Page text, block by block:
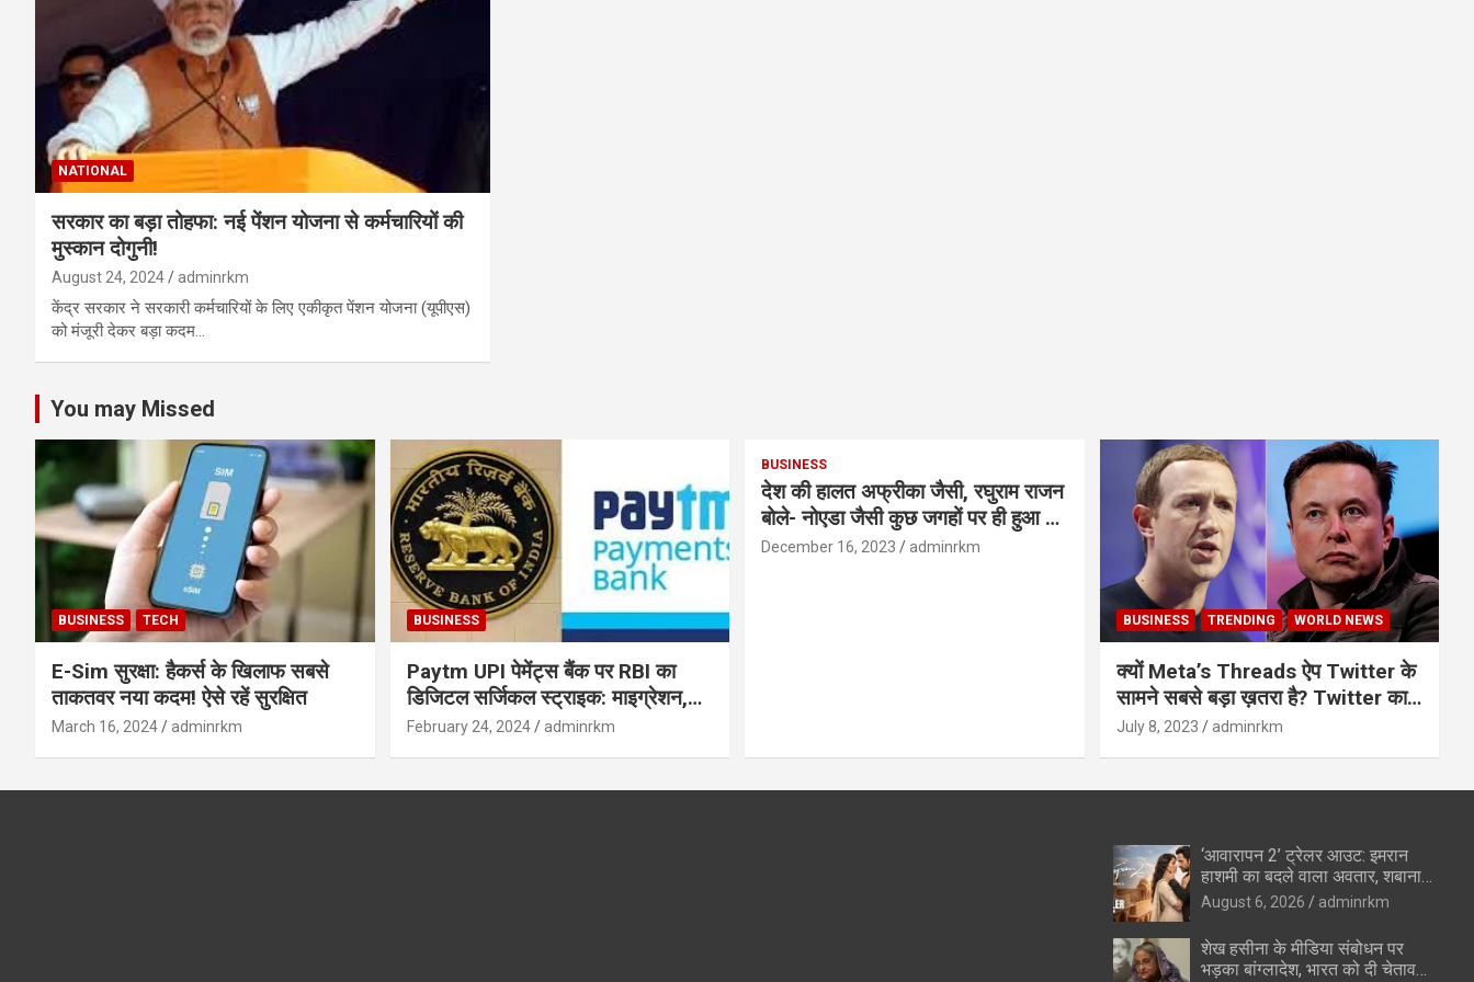
NATIONAL
सरकार का बड़ा तोहफा: नई पेंशन योजना से कर्मचारियों की
मुस्कान दोगुनी!
August 24, 2024 adminrkm
केंद्र सरकार ने सरकारी कर्मचारियों के लिए एकीकृत पेंशन योजना (यूपीएस)
को मंजूरी देकर बड़ा कदम…
You may Missed
BUSINESS TECH
E-Sim सुरक्षा: हैकर्स के खिलाफ सबसे
ताकतवर नया कदम! ऐसे रहें सुरक्षित
March 16, 2024 adminrkm
BUSINESS
Paytm UPI पेमेंट्स बैंक पर RBI का
डिजिटल सर्जिकल स्ट्राइक: माइग्रेशन,
सुरक्षा और उपयोगकर्ताओं के लिए सलाह!
February 24, 2024 adminrkm
BUSINESS
देश की हालत अफ्रीका जैसी, रघुराम राजन
बोले- नोएडा जैसी कुछ जगहों पर ही हुआ है
विकास : रघुराम राजन
December 16, 2023 adminrkm
BUSINESS TRENDING WORLD NEWS
क्यों Meta’s Threads ऐप Twitter के
सामने सबसे बड़ा ख़तरा है? Twitter का
अंत?
July 8, 2023 adminrkm
‘आवारापन 2’ ट्रेलर आउट: इमरान
हाशमी का बदले वाला अवतार, शबाना
आजमी के विलेन रोल ने उड़ाए होश
August 6, 2026 adminrkm
शेख हसीना के मीडिया संबोधन पर
भड़का बांग्लादेश, भारत को दी चेतावनी